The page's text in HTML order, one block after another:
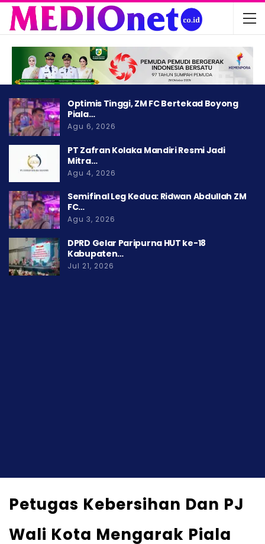
Optimis Tinggi, ZM FC Bertekad Boyong
Piala…
Agu 6, 2026
PT Zafran Kolaka Mandiri Resmi Jadi
Mitra…
Agu 4, 2026
Semifinal Leg Kedua: Ridwan Abdullah ZM
FC…
Agu 3, 2026
DPRD Gelar Paripurna HUT ke-18
Kabupaten…
Jul 21, 2026
Petugas Kebersihan Dan PJ
Wali Kota Mengarak Piala